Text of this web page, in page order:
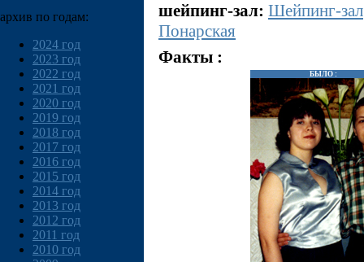
архив по годам:
2024 год
2023 год
2022 год
2021 год
2020 год
2019 год
2018 год
2017 год
2016 год
2015 год
2014 год
2013 год
2012 год
2011 год
2010 год
шейпинг-зал: Шейпинг-зaл
Понарская
Факты :
БЫЛО :